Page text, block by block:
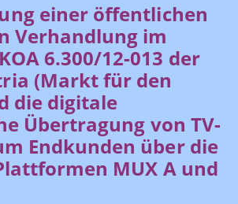
einer öffentlichen
Verhandlung im
6.300/12-013 der
(Markt für den
die digitale
Übertragung von TV-
Endkunden über die
MUX A und